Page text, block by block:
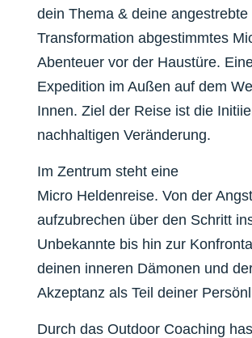
dein Thema & deine angestrebte
Transformation abgestimmtes
Abenteuer vor der Haustüre. E
Expedition im Außen auf dem
Innen. Ziel der Reise ist die
nachhaltigen Veränderung.
Im Zentrum steht eine
Micro Heldenreise. Von der Angst
aufzubrechen über den Schritt
Unbekannte bis hin zur
deinen inneren Dämonen und
Akzeptanz als Teil deiner
Durch das Outdoor Coaching